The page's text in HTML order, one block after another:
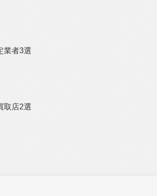
業者3選
取店2選